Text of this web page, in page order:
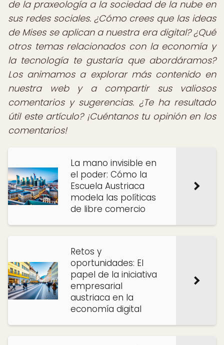
de la praxeología a la sociedad de la nube en
sus redes sociales. ¿Cómo crees que las ideas
de Mises se aplican a nuestra era digital? ¿Qué
otros temas relacionados con la economía y
la tecnología te gustaría que abordáramos?
Los animamos a explorar más contenido en
nuestra web y a compartir sus valiosos
comentarios y sugerencias. ¿Te ha resultado
útil este artículo? ¡Cuéntanos tu opinión en los
comentarios!
La mano invisible en
el poder: Cómo la
Escuela Austriaca
modela las políticas
de libre comercio
Retos y
oportunidades: El
papel de la iniciativa
empresarial
austriaca en la
economía digital